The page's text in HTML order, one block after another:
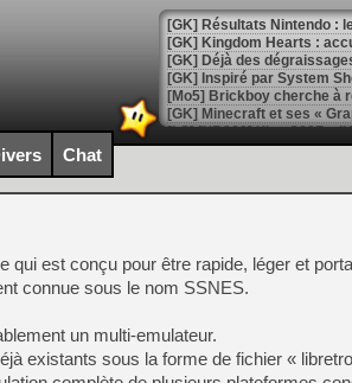
[GK] Déjà des
[Mo5] Brickboy cherche à
[GK] Minecraft et ses «
[GK] Beast of
[GK] Ubisoft : fin de partie
[GK] Moonlighter 2 : The
[GK] Capcom relance
[Mo5] Deux inédits du
Chat
est conçu pour être rapide, léger et
connue sous le nom SSNES.
un multi-emulateur.
existants sous la forme de fichier «